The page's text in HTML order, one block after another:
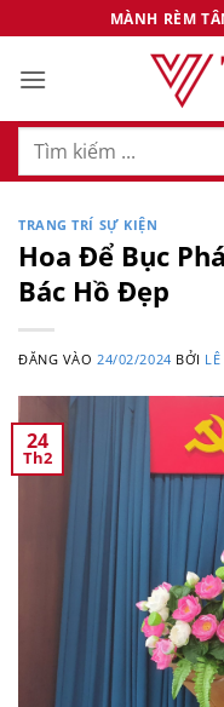
qua
nội
MÀNH RÈM
Tìm
TRANG TRÍ SỰ KIỆN
Hoa Để Bục
Bác Hồ Đẹp
ĐĂNG VÀO 24/02/2024 BỞI
24
Th2